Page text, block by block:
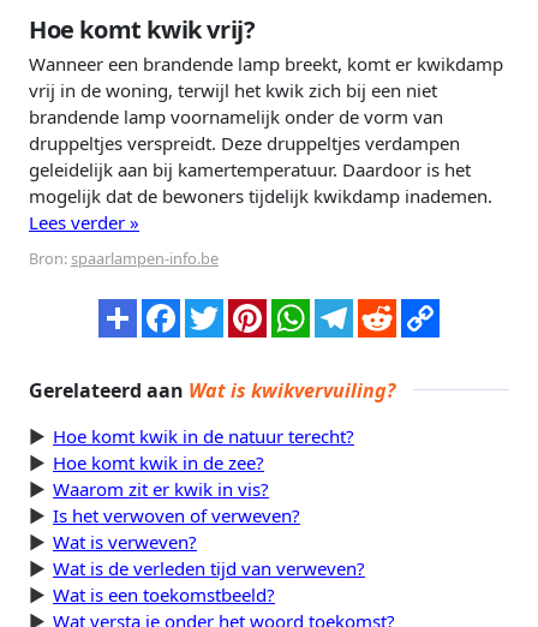
Hoe komt kwik vrij?
Wanneer een brandende lamp breekt, komt er kwikdamp
vrij in de woning, terwijl het kwik zich bij een niet
brandende lamp voornamelijk onder de vorm van
druppeltjes verspreidt. Deze druppeltjes verdampen
geleidelijk aan bij kamertemperatuur. Daardoor is het
mogelijk dat de bewoners tijdelijk kwikdamp inademen.
Lees verder »
Bron:spaarlampen-info.be
Gerelateerd aan Wat is kwikvervuiling?
Hoe komt kwik in de natuur terecht?
Hoe komt kwik in de zee?
Waarom zit er kwik in vis?
Is het verwoven of verweven?
Wat is verweven?
Wat is de verleden tijd van verweven?
Wat is een toekomstbeeld?
Wat versta je onder het woord toekomst?